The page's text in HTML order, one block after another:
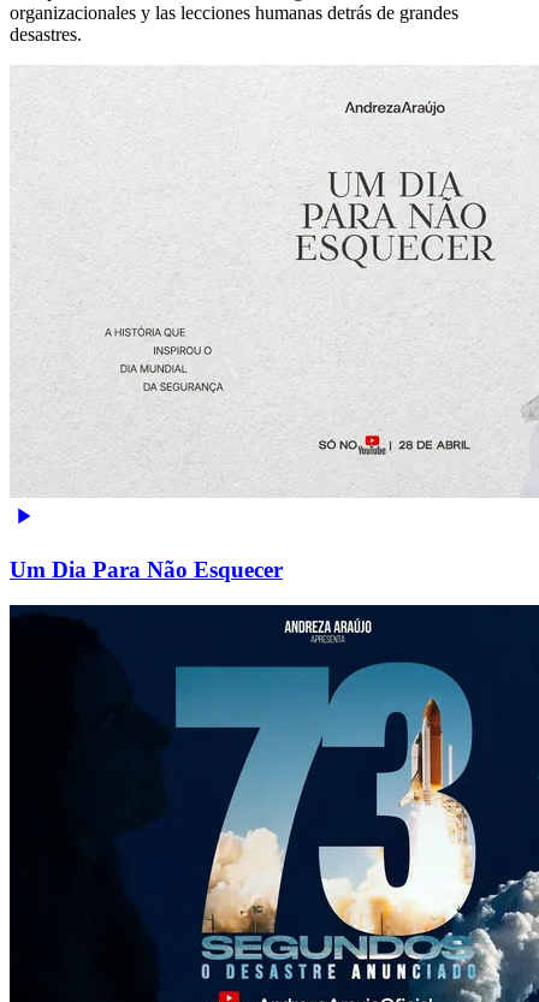
organizacionales y las lecciones humanas detrás de grandes
desastres.
Um Dia Para Não Esquecer